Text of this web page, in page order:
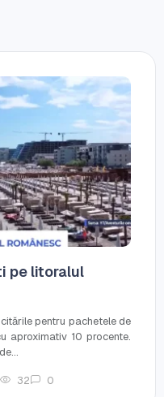
pe litoralul
pentru pachetele de
aproximativ 10 procente.
32 0